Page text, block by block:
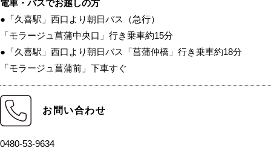
電車・バスでお越しの方
●「久喜駅」西口より朝日バス（急行）
「モラージュ菖蒲中央口」行き乗車約15分
●「久喜駅」西口より朝日バス「菖蒲仲橋」行き乗車約18分
「モラージュ菖蒲前」下車すぐ
お問い合わせ
0480-53-9634